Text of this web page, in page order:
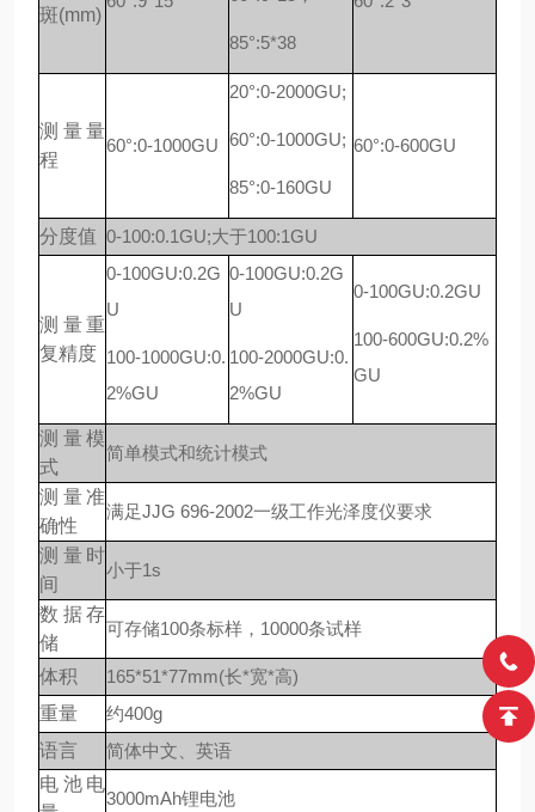
斑(mm)
85°:5*38
测量量
程
60°:0-1000GU
20°:0-2000GU;
60°:0-1000GU;
85°:0-160GU
60°:0-600GU
分度值 0-100:0.1GU;大于100:1GU
测量重
复精度
0-100GU:0.2G
U
100-1000GU:0.
2%GU
0-100GU:0.2G
U
100-2000GU:0.
2%GU
0-100GU:0.2GU
100-600GU:0.2%
GU
测量模
式
简单模式和统计模式
测量准
确性
满足JJG 696-2002一级工作光泽度仪要求
测量时
间
小于1s
数据存
储
可存储100条标样，10000条试样
体积
165*51*77mm(长*宽*高)
重量
约400g
语言
简体中文、英语
电池电
3000mAh锂电池